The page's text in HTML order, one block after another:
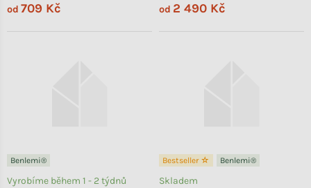
od 709 Kč od 2 490 Kč
Benlemi®
Vyrobíme během 1 - 2 týdnů
Bestseller ☆ Benlemi®
Skladem